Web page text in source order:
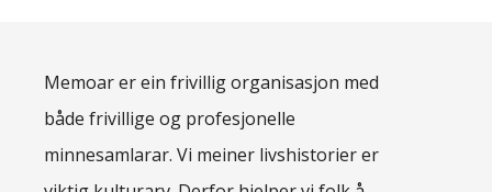
Memoar er ein frivillig organisasjon med
både frivillige og profesjonelle
minnesamlarar. Vi meiner livshistorier er